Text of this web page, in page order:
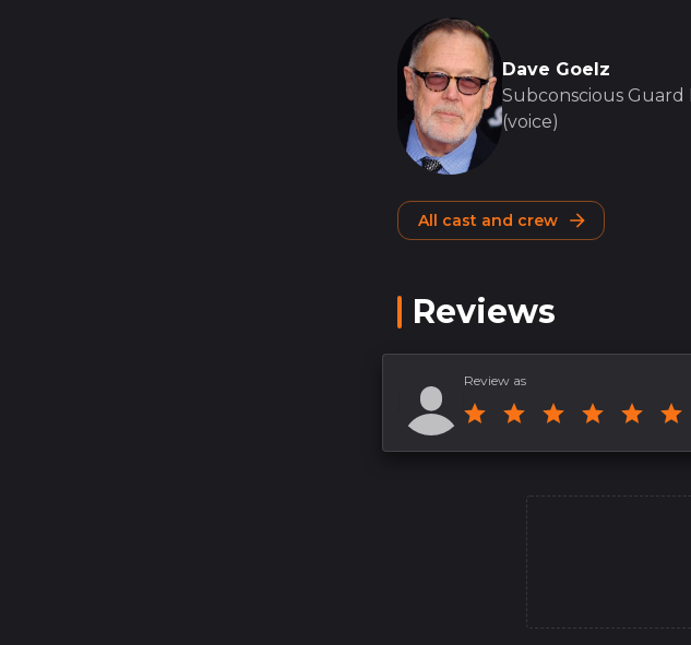
Dave Goelz
Subconscious Guard
(voice)
All cast and crew
Reviews
Review as